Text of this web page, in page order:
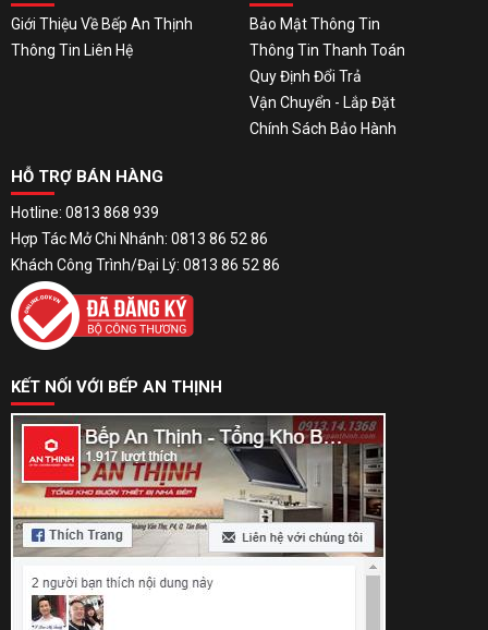
Giới Thiệu Về Bếp An Thịnh
Thông Tin Liên Hệ
Bảo Mật Thông Tin
Thông Tin Thanh Toán
Quy Định Đổi Trả
Vận Chuyển - Lắp Đặt
Chính Sách Bảo Hành
HỖ TRỢ BÁN HÀNG
Hotline: 0813 868 939
Hợp Tác Mở Chi Nhánh: 0813 86 52 86
Khách Công Trình/Đại Lý: 0813 86 52 86
KẾT NỐI VỚI BẾP AN THỊNH